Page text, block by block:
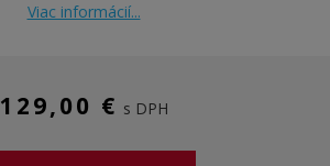
Viac informácií...
129,00 € s DPH